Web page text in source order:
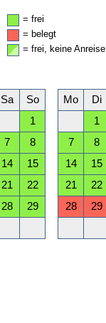
= frei
= belegt
= frei, keine Anreise
Sa
So
1
7
8
14
15
21
22
28
29
Mo
Di
1
7
8
14
15
21
22
28
29